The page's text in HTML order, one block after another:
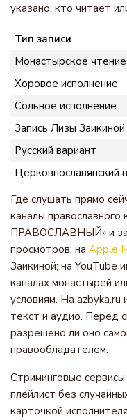
указано, кто читает
Тип записи
Монастырское чтение
Хоровое исполнение
Сольное исполнение
Запись Лизы Заикиной
Русский вариант
Церковнославянский
Где слушать прямо
каналы православного
ПРАВОСЛАВНЫЙ» и
просмотров; на Apple
Заикиной; на YouTube
каналах монастырей
условиям. На azbyka.ru
текст и аудио. Перед
разрешено ли оно
правообладателем.
Стриминговые
плейлист без
карточкой